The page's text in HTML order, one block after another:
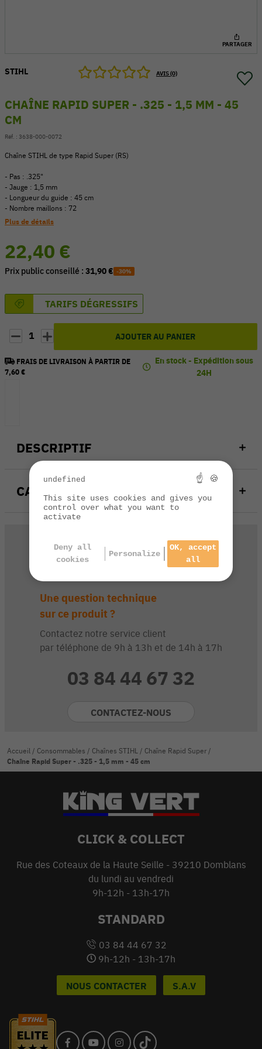
V
PARTAGER
DESCRIPTIF
CARACTÉRISTIQUES
STIHL AVIS (0)
CHAÎNE RAPID SUPER - .325 - 1,5 MM - 45
CM
Réf. : 3638-000-0072
Chaîne STIHL de type Rapid Super (RS)
- Pas : .325"
- Jauge : 1,5 mm
- Longueur du guide : 45 cm
- Nombre maillons : 72
Plus de détails
22,40 €
Prix public conseillé : 31,90 € -30%
TARIFS DÉGRESSIFS
1 AJOUTER AU PANIER
FRAIS DE LIVRAISON À PARTIR DE
7,60 €
En stock - Expédition sous
24H
Une question technique
sur ce produit ?
Contactez notre service client
par téléphone de 9h à 13h et de 14h à 17h
03 84 44 67 32
CONTACTEZ-NOUS
Accueil / Consommables / Chaînes STIHL / Chaîne Rapid Super /
Chaîne Rapid Super - .325 - 1,5 mm - 45 cm
CLICK & COLLECT
Rue des Coteaux de la Haute Seille - 39210 Domblans
du lundi au vendredi
9h-12h - 13h-17h
STANDARD
03 84 44 67 32
9h-12h - 13h-17h
NOUS CONTACTER S.A.V
undefined ☝ 🍪
This site uses cookies and gives you
control over what you want to
activate
Deny all
cookies
Personalize
OK, accept
all